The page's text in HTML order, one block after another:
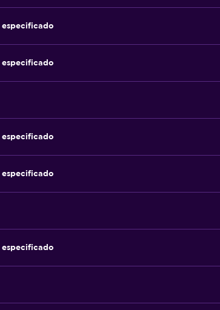
especificado
especificado
especificado
especificado
especificado